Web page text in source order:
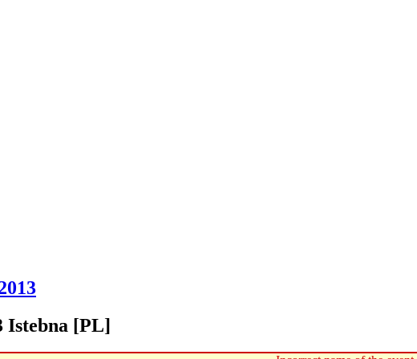
Istebna [PL]